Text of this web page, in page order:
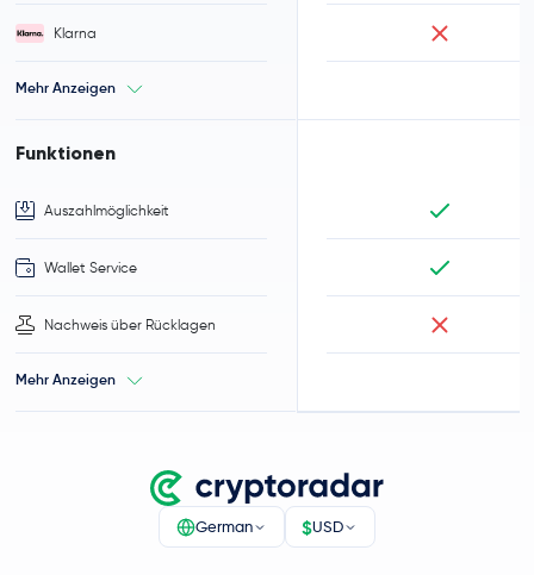
Klarna
Mehr Anzeigen
Funktionen
Auszahlmöglichkeit
Wallet Service
Nachweis über Rücklagen
Mehr Anzeigen
German $USD